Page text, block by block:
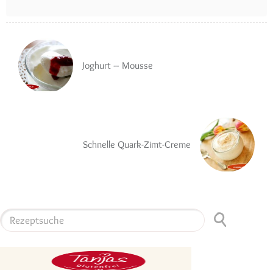
Joghurt – Mousse
Schnelle Quark-Zimt-Creme